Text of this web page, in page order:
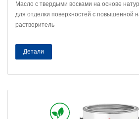
Масло с твердыми восками на основе
для отделки поверхностей с повышенной
растворитель
Детали